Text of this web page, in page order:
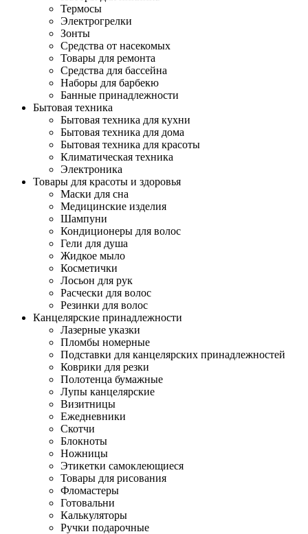
Термосы
Электрогрелки
Зонты
Средства от насекомых
Товары для ремонта
Средства для бассейна
Наборы для барбекю
Банные принадлежности
Бытовая техника
Бытовая техника для кухни
Бытовая техника для дома
Бытовая техника для красоты
Климатическая техника
Электроника
Товары для красоты и здоровья
Маски для сна
Медицинские изделия
Шампуни
Кондиционеры для волос
Гели для душа
Жидкое мыло
Косметички
Лосьон для рук
Расчески для волос
Резинки для волос
Канцелярские принадлежности
Лазерные указки
Пломбы номерные
Подставки для канцелярских принадлежностей
Коврики для резки
Полотенца бумажные
Лупы канцелярские
Визитницы
Ежедневники
Скотчи
Блокноты
Ножницы
Этикетки самоклеющиеся
Товары для рисования
Фломастеры
Готовальни
Калькуляторы
Ручки подарочные